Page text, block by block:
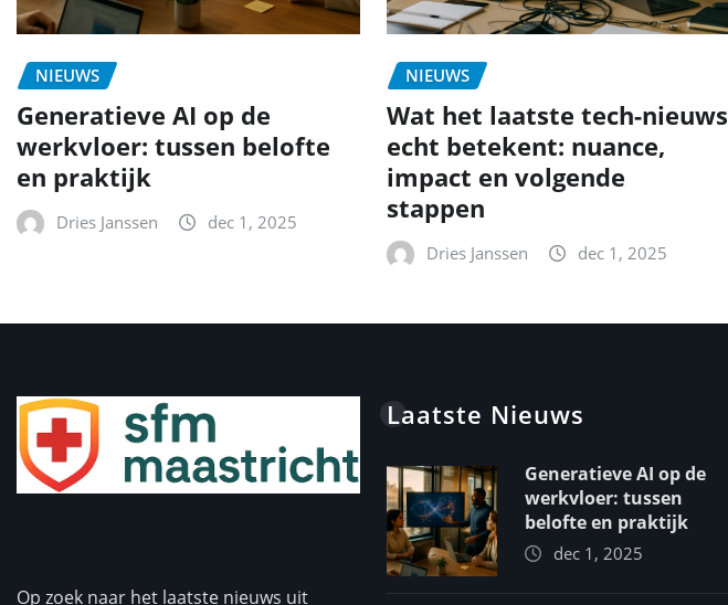
NIEUWS
Generatieve AI op de
werkvloer: tussen belofte
en praktijk
Dries Janssen dec 1, 2025
NIEUWS
Wat het laatste tech-nieuws
echt betekent: nuance,
impact en volgende
stappen
Dries Janssen dec 1, 2025
Op zoek naar het laatste nieuws uit
Laatste Nieuws
Generatieve AI op de
werkvloer: tussen
belofte en praktijk
dec 1, 2025